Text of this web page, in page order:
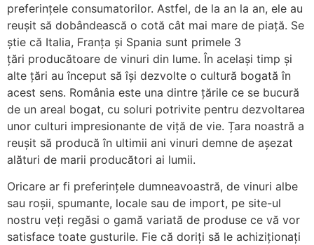
preferințele consumatorilor. Astfel, de la an la an, ele au
reușit să dobândească o cotă cât mai mare de piață. Se
știe că Italia, Franța și Spania sunt primele 3
țări producătoare de vinuri din lume. În același timp și
alte țări au început să își dezvolte o cultură bogată în
acest sens. România este una dintre țările ce se bucură
de un areal bogat, cu soluri potrivite pentru dezvoltarea
unor culturi impresionante de viță de vie. Țara noastră a
reușit să producă în ultimii ani vinuri demne de așezat
alături de marii producători ai lumii.
Oricare ar fi preferințele dumneavoastră, de vinuri albe
sau roșii, spumante, locale sau de import, pe site-ul
nostru veți regăsi o gamă variată de produse ce vă vor
satisface toate gusturile. Fie că doriți să le achiziționați